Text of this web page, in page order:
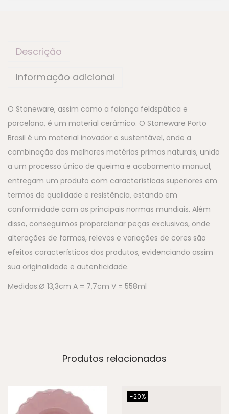
Descrição
Informação adicional
O Stoneware, assim como a faiança feldspática e
porcelana, é um material cerâmico. O Stoneware Porto
Brasil é um material inovador e sustentável, onde a
combinação das melhores matérias primas naturais, unido
a um processo único de queima e acabamento manual,
entregam um produto com características superiores em
termos de qualidade e resistência, estando em
conformidade com as principais normas mundiais. Além
disso, conseguimos proporcionar peças exclusivas, onde
alterações de formas, relevos e variações de cores são
efeitos característicos dos produtos, evidenciando assim
sua originalidade e autenticidade.
Medidas:Ø 13,3cm A = 7,7cm V = 558ml
Produtos relacionados
-20%